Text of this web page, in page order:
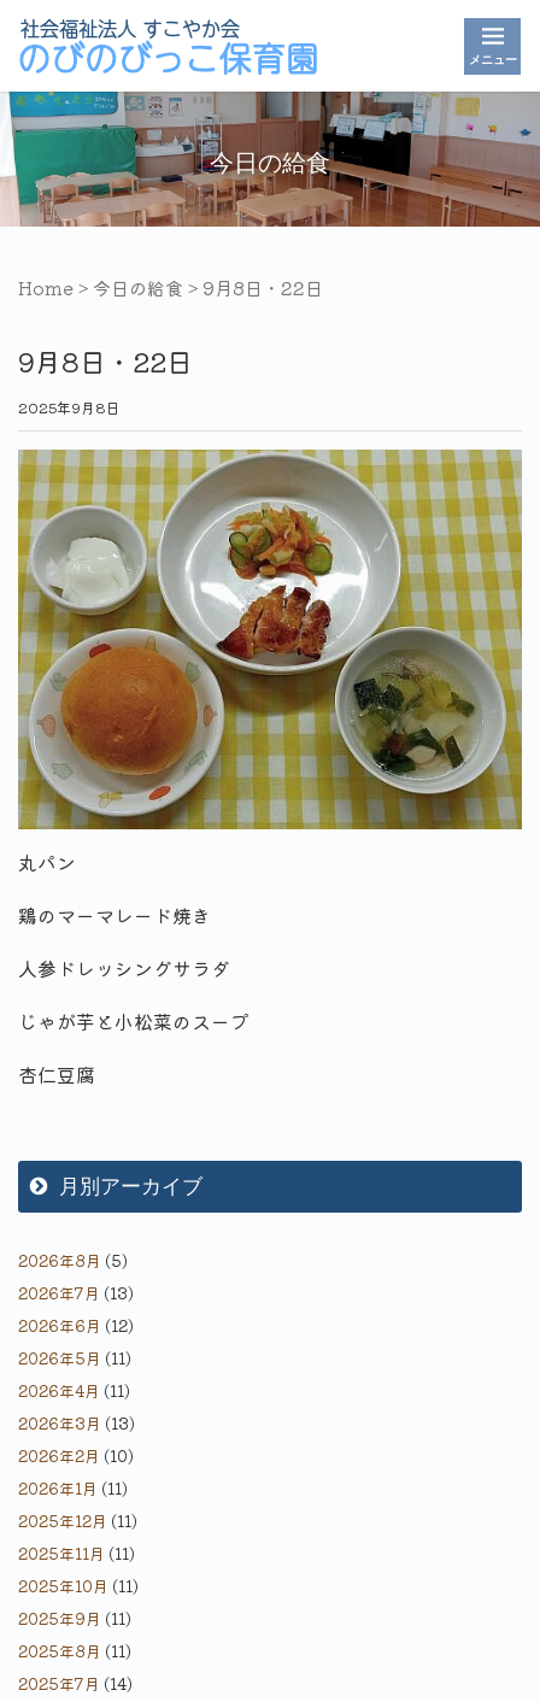
メニュー
今日の給食
Home> 今日の給食 > 9月8日・22日
9月8日・22日
2025年9月8日
丸パン
鶏のマーマレード焼き
人参ドレッシングサラダ
じゃが芋と小松菜のスープ
杏仁豆腐
月別アーカイブ
2026年8月 (5)
2026年7月 (13)
2026年6月 (12)
2026年5月 (11)
2026年4月 (11)
2026年3月 (13)
2026年2月 (10)
2026年1月 (11)
2025年12月 (11)
2025年11月 (11)
2025年10月 (11)
2025年9月 (11)
2025年8月 (11)
2025年7月 (14)